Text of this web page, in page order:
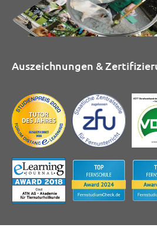
Auszeichnungen &